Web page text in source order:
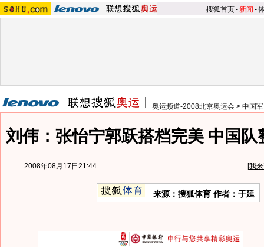
搜狐首页-新闻 -
奥运频道-2008北京奥运会 > 中国
刘伟：张怡宁郭跃搭档完美 中国队
2008年08月17日21:44 [我
来源：搜狐体育 作者：于延